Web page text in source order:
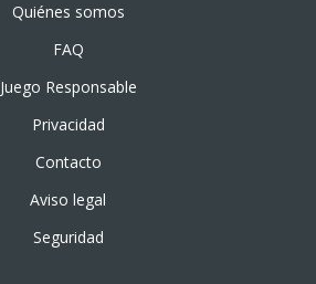
Quiénes somos
FAQ
Juego Responsable
Privacidad
Contacto
Aviso legal
Seguridad